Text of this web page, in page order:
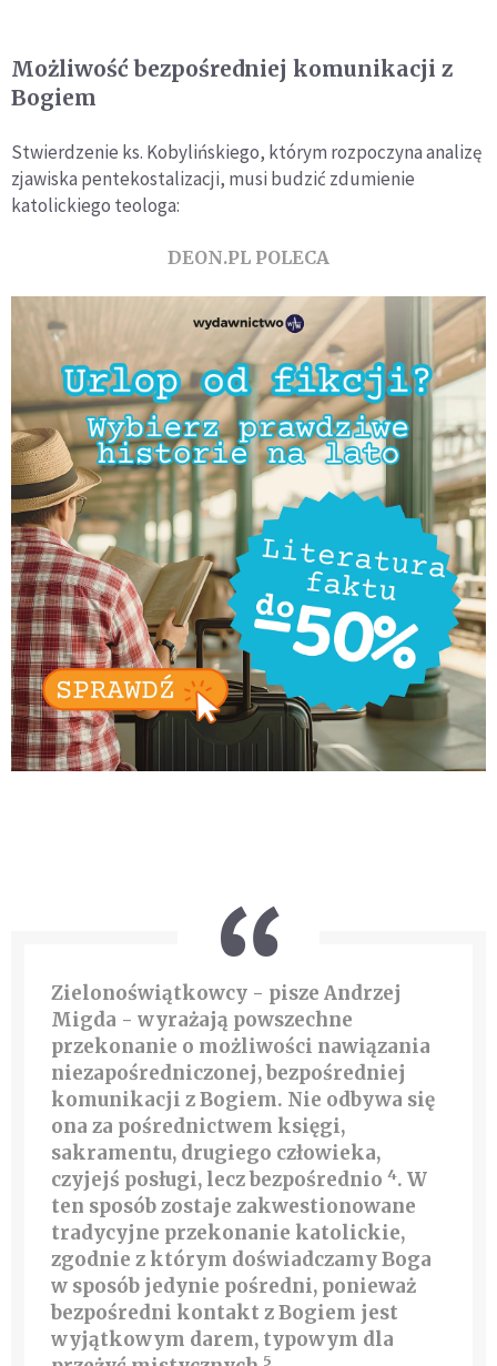
Możliwość bezpośredniej komunikacji z
Bogiem
Stwierdzenie ks. Kobylińskiego, którym rozpoczyna analizę
zjawiska pentekostalizacji, musi budzić zdumienie
katolickiego teologa:
DEON.PL POLECA
Zielonoświątkowcy - pisze Andrzej
Migda - wyrażają powszechne
przekonanie o możliwości nawiązania
niezapośredniczonej, bezpośredniej
komunikacji z Bogiem. Nie odbywa się
ona za pośrednictwem księgi,
sakramentu, drugiego człowieka,
czyjejś posługi, lecz bezpośrednio 4. W
ten sposób zostaje zakwestionowane
tradycyjne przekonanie katolickie,
zgodnie z którym doświadczamy Boga
w sposób jedynie pośredni, ponieważ
bezpośredni kontakt z Bogiem jest
wyjątkowym darem, typowym dla
5